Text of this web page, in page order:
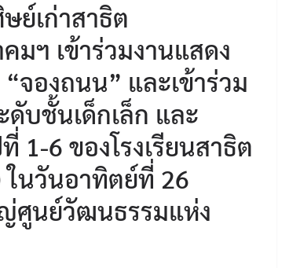
ย์เก่าสาธิต
มฯ เข้าร่วมงานแสดง
จองถนน” และเข้าร่วม
บชั้นเด็กเล็ก และ
6 ของโรงเรียนสาธิต
นวันอาทิตย์ที่ 26
ศูนย์วัฒนธรรมแห่ง